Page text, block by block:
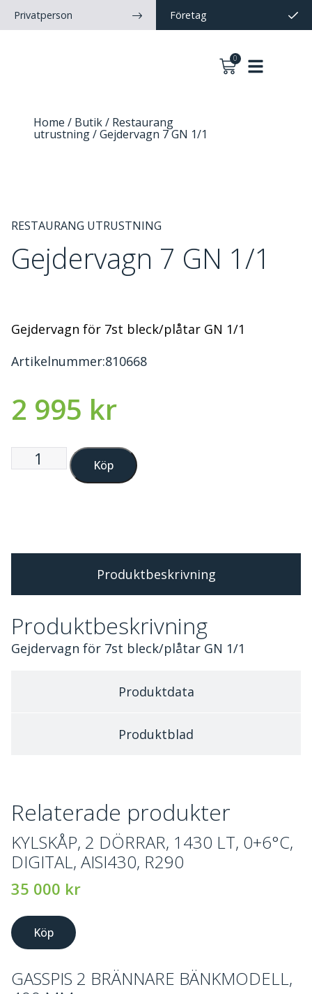
Privatperson Företag
0
Home / Butik/ Restaurang
utrustning/ Gejdervagn 7 GN 1/1
RESTAURANG UTRUSTNING
Gejdervagn 7 GN 1/1
Gejdervagn för 7st bleck/plåtar GN 1/1
Artikelnummer:810668
2 995 kr
Köp
Produktbeskrivning
Produktdata
Produktblad
Produktbeskrivning
Gejdervagn för 7st bleck/plåtar GN 1/1
Relaterade produkter
KYLSKÅP, 2 DÖRRAR, 1430 LT, 0+6°C,
DIGITAL, AISI430, R290
35 000 kr
Köp
GASSPIS 2 BRÄNNARE BÄNKMODELL,